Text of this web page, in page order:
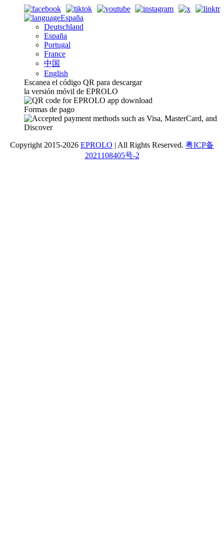
España
Deutschland
España
Portugal
France
中国
English
Escanea el código QR para descargar
la versión móvil de EPROLO
Formas de pago
Copyright 2015-2026 EPROLO | All Rights Reserved. 粤ICP备
2021108405号-2